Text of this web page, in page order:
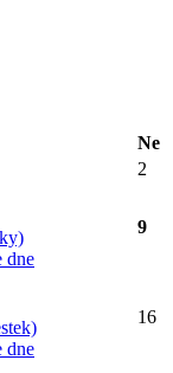
Ne
2
dne
9
dne
16